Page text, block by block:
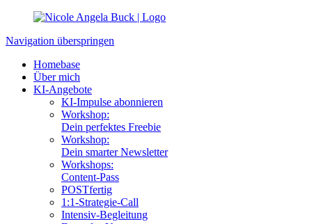
Navigation überspringen
Homebase
Über mich
KI-Angebote
KI-Impulse abonnieren
Workshop:
Dein perfektes Freebie
Workshop:
Dein smarter Newsletter
Workshops:
Content-Pass
POSTfertig
1:1-Strategie-Call
Intensiv-Begleitung